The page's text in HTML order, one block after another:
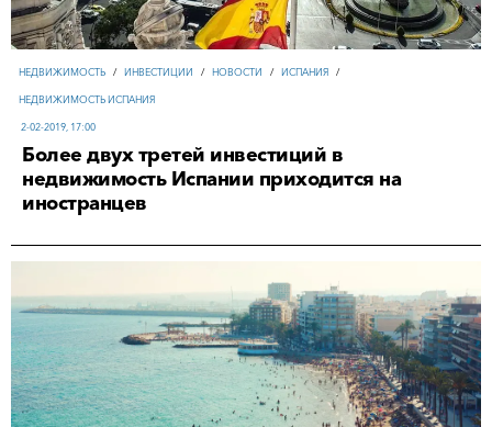
НЕДВИЖИМОСТЬ / ИНВЕСТИЦИИ / НОВОСТИ / ИСПАНИЯ /
НЕДВИЖИМОСТЬ ИСПАНИЯ
2-02-2019, 17:00
Более двух третей инвестиций в
недвижимость Испании приходится на
иностранцев